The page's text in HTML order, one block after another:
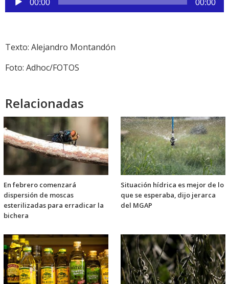
de
00:00 00:00
Texto: Alejandro Montandón
Foto: Adhoc/FOTOS
Relacionadas
En febrero comenzará
dispersión de moscas
esterilizadas para erradicar la
bichera
Situación hídrica es mejor de lo
que se esperaba, dijo jerarca
del MGAP